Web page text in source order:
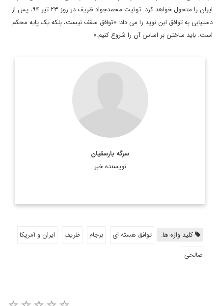
ایران را متحول خواهد کرد. توئیت محمدجواد ظریف در روز ۲۳ تیر ۹۴، پس از
دستیابی به توافق این نوید را می داد: «توافق سقف نیست، بلکه یک پایه محکم
است. باید ساختن بر اساس آن را شروع کنیم.»
سرگه بارسقیان
نویسنده خبر
سردبیر سایت‌های دیپلماسی ایرانی و تاریخ ایرانی
کلید واژه ها: توافق هسته ای برجام ظریف
ایران و آمریکا
صالحی